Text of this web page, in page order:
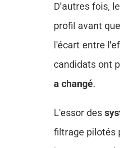
D'autres fois,
profil avant
l'écart entre
candidats ont
a changé.
L'essor des
filtrage pilotés